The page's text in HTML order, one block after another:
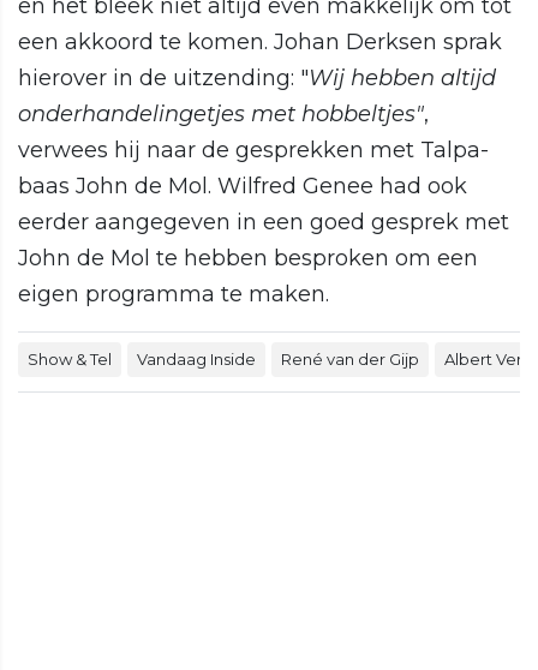
en het bleek niet altijd even makkelijk om tot
een akkoord te komen. Johan Derksen sprak
hierover in de uitzending: "Wij hebben altijd
onderhandelingetjes met hobbeltjes",
verwees hij naar de gesprekken met Talpa-
baas John de Mol. Wilfred Genee had ook
eerder aangegeven in een goed gesprek met
John de Mol te hebben besproken om een
eigen programma te maken.
Show & Tel Vandaag Inside René van der Gijp Albert